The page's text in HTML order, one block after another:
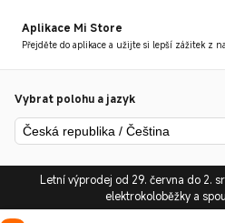
Aplikace Mi Store
Přejděte do aplikace a užijte si lepší zážitek z
Vybrat polohu a jazyk
Česká republika / Čeština
Letní výprodej od 29. června do 2.
elektrokoloběžky a